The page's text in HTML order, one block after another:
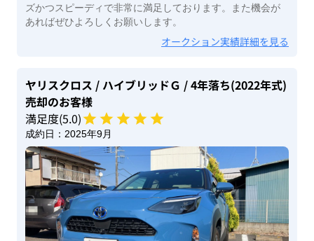
ズかつスピーディで非常に満足しております。また機会が
あればぜひよろしくお願いします。
オークション実績詳細を見る
ヤリスクロス / ハイブリッドＧ / 4年落ち(2022年式)
売却のお客様
満足度(5.0)
成約日： 2025年9月